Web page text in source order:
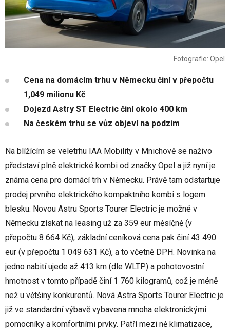
Fotografie: Opel
Cena na domácím trhu v Německu činí v přepočtu
1,049 milionu Kč
Dojezd Astry ST Electric činí okolo 400 km
Na českém trhu se vůz objeví na podzim
Na blížícím se veletrhu IAA Mobility v Mnichově se naživo
představí plně elektrické kombi od značky Opel a již nyní je
známa cena pro domácí trh v Německu. Právě tam odstartuje
prodej prvního elektrického kompaktního kombi s logem
blesku. Novou Astru Sports Tourer Electric je možné v
Německu získat na leasing už za 359 eur měsíčně (v
přepočtu 8 664 Kč), základní ceníková cena pak činí 43 490
eur (v přepočtu 1 049 631 Kč), a to včetně DPH. Novinka na
jedno nabití ujede až 413 km (dle WLTP) a pohotovostní
hmotnost v tomto případě činí 1 760 kilogramů, což je méně
než u většiny konkurentů. Nová Astra Sports Tourer Electric je
již ve standardní výbavě vybavena mnoha elektronickými
pomocníky a komfortními prvky. Patří mezi ně klimatizace,